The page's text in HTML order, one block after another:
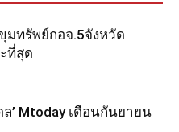
มทรัพย์กอจ.5จังหวัด
ที่สุด
ล’ Mtoday เดือนกันยายน